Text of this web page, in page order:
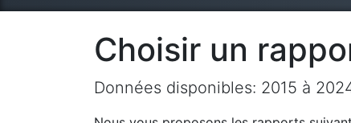
Choisir un
Données disponibles: 2015 à